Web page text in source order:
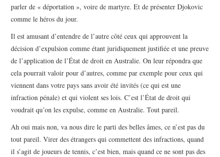
parler de « déportation », voire de martyre. Et de présenter Djokovic
comme le héros du jour.
Il est amusant d’entendre de l’autre côté ceux qui approuvent la
décision d’expulsion comme étant juridiquement justifiée et une preuve
de l’application de l’État de droit en Australie. On leur répondra que
cela pourrait valoir pour d’autres, comme par exemple pour ceux qui
viennent dans votre pays sans avoir été invités (ce qui est une
infraction pénale) et qui violent ses lois. C’est l’État de droit qui
voudrait qu’on les expulse, comme en Australie. Tout pareil.
Ah oui mais non, va nous dire le parti des belles âmes, ce n’est pas du
tout pareil. Virer des étrangers qui commettent des infractions, quand
il s’agit de joueurs de tennis, c’est bien, mais quand ce ne sont pas des